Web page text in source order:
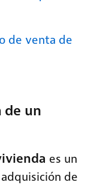
de venta de
de un
es un
de